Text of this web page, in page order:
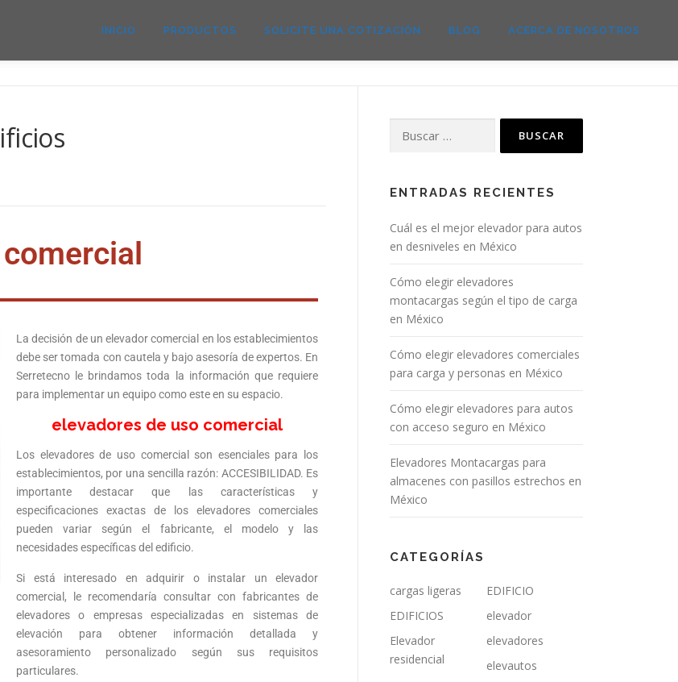
INICIO PRODUCTOS SOLICITE UNA COTIZACIÓN BLOG ACERCA DE NOSOTROS
La decisión de un elevador comercial en los establecimientos
debe ser tomada con cautela y bajo asesoría de expertos. En
Serretecno le brindamos toda la información que requiere
para implementar un equipo como este en su espacio.
elevadores de uso comercial
Los elevadores de uso comercial son esenciales para los
establecimientos, por una sencilla razón: ACCESIBILIDAD. Es
importante destacar que las características y
especificaciones exactas de los elevadores comerciales
pueden variar según el fabricante, el modelo y las
necesidades específicas del edificio.
Si está interesado en adquirir o instalar un elevador
comercial, le recomendaría consultar con fabricantes de
elevadores o empresas especializadas en sistemas de
elevación para obtener información detallada y
asesoramiento personalizado según sus requisitos
particulares.
ENTRADAS RECIENTES
Cuál es el mejor elevador para autos
en desniveles en México
Cómo elegir elevadores
montacargas según el tipo de carga
en México
Cómo elegir elevadores comerciales
para carga y personas en México
Cómo elegir elevadores para autos
con acceso seguro en México
Elevadores Montacargas para
almacenes con pasillos estrechos en
México
CATEGORÍAS
cargas ligeras
EDIFICIO
EDIFICIOS
elevador
Elevador
residencial
elevadores
elevautos